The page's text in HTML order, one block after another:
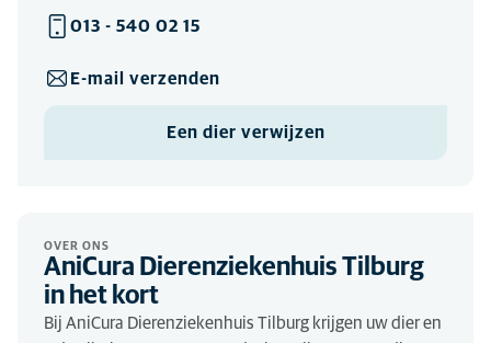
013 - 540 02 15
E-mail verzenden
Een dier verwijzen
OVER ONS
AniCura Dierenziekenhuis Tilburg
in het kort
Bij AniCura Dierenziekenhuis Tilburg krijgen uw dier en